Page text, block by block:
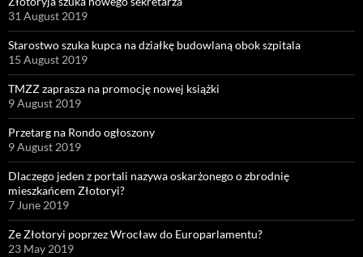
31 August 2019
Starostwo szuka kupca na działkę budowlaną obok szpitala
15 August 2019
TMZZ zaprasza na promocję nowej książki
9 August 2019
Przetarg na Rondo ogłoszony
9 August 2019
Dlaczego jeden z portali nazywa oskarżonego o zbrodnię
mieszkańcem Złotoryi?
7 June 2019
Ze Złotoryi poprzez Wrocław do Europarlamentu?
23 May 2019